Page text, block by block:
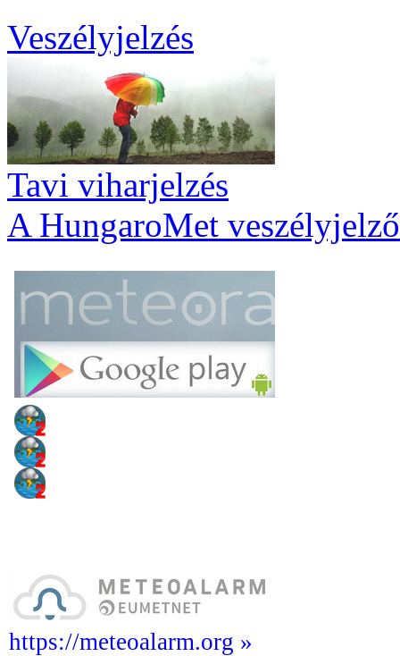
Veszélyjelzés
Tavi viharjelzés
A HungaroMet
https://meteoalarm.org »